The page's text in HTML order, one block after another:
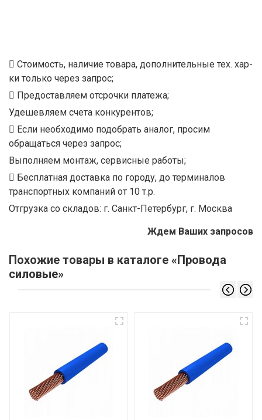
Стоимость, наличие товара, дополнительные тех. хар-
ки только через запрос;
Предоставляем отсрочки платежа;
Удешевляем счета конкурентов;
Если необходимо подобрать аналог, просим
обращаться через запрос;
Выполняем монтаж, сервисные работы;
Бесплатная доставка по городу, до терминалов
транспортных компаний от 10 т.р.
Отгрузка со складов: г. Санкт-Петербург, г. Москва
Ждем Ваших запросов
Похожие товары в каталоге «Провода
силовые»